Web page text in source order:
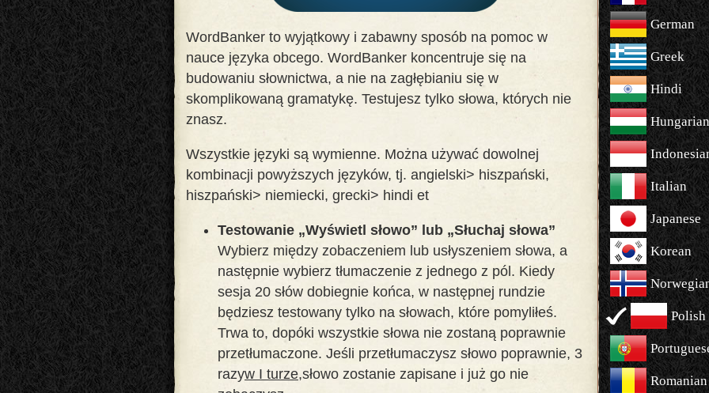
WordBanker to wyjątkowy i zabawny sposób na pomoc w
nauce języka obcego. WordBanker koncentruje się na
budowaniu słownictwa, a nie na zagłębianiu się w
skomplikowaną gramatykę. Testujesz tylko słowa, których nie
znasz.
Wszystkie języki są wymienne. Można używać dowolnej
kombinacji powyższych języków, tj. angielski> hiszpański,
hiszpański> niemiecki, grecki> hindi et
Testowanie „Wyświetl słowo” lub „Słuchaj słowa”
Wybierz między zobaczeniem lub usłyszeniem słowa, a
następnie wybierz tłumaczenie z jednego z pól. Kiedy
sesja 20 słów dobiegnie końca, w następnej rundzie
będziesz testowany tylko na słowach, które pomyliłeś.
Trwa to, dopóki wszystkie słowa nie zostaną poprawnie
przetłumaczone. Jeśli przetłumaczysz słowo poprawnie, 3
razyw I turze,słowo zostanie zapisane i już go nie
German
Greek
Hindi
Hungarian
Italian
Japanese
Korean
Polish
Romanian